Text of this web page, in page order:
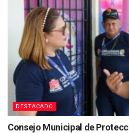
DESTACADO
Consejo Municipal de